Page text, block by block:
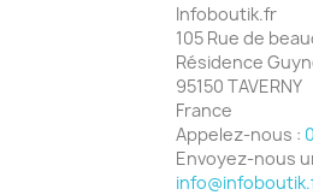
Infoboutik.fr
105 Rue de
Résidence
95150 TAVERNY
France
Appelez-nous :
Envoyez-nous